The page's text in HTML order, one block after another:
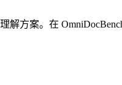
方案。在